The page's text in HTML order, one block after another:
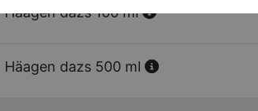
Häagen dazs 100 ml
Häagen dazs 500 ml